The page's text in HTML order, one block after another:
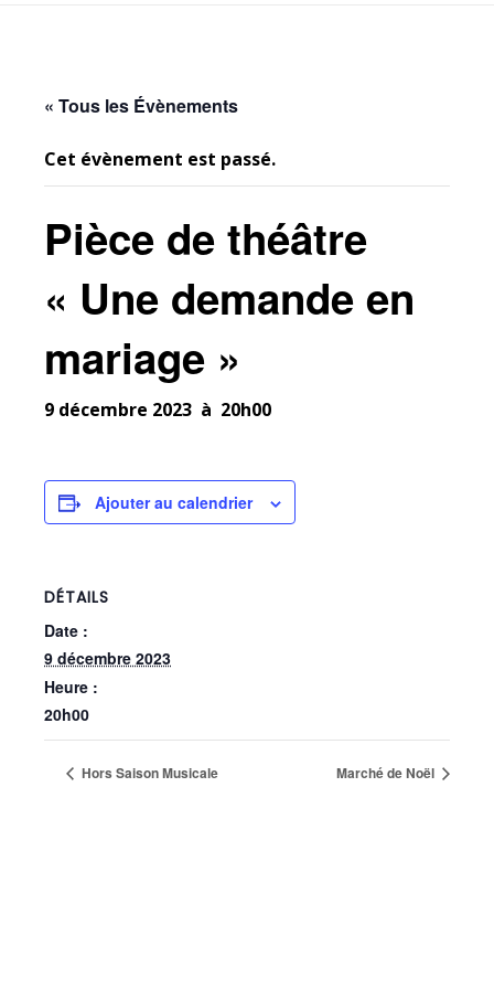
« Tous les Évènements
Cet évènement est passé.
Pièce de théâtre
« Une demande en
mariage »
9 décembre 2023 à 20h00
Ajouter au calendrier
DÉTAILS
Date :
9 décembre 2023
Heure :
20h00
Hors Saison Musicale Marché de Noël